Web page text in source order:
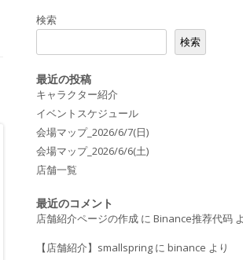
2023絵/書籍/写真
検索
検索
最近の投稿
キャラクター紹介
イベントスケジュール
会場マップ_2026/6/7(日)
会場マップ_2026/6/6(土)
店舗一覧
最近のコメント
店舗紹介ページの作成 にBinance推荐代码
【店舗紹介】smallspring にbinance より